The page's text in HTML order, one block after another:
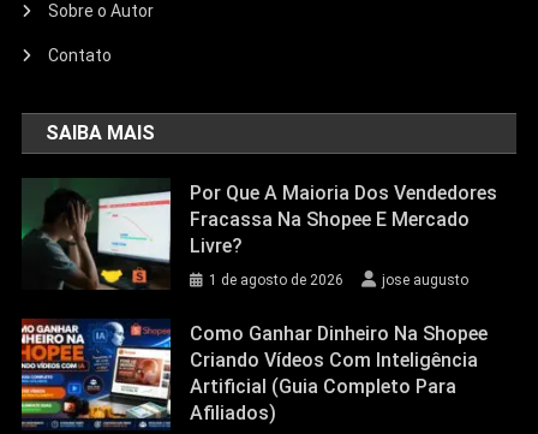
Sobre o Autor
Contato
SAIBA MAIS
Por Que A Maioria Dos Vendedores
Fracassa Na Shopee E Mercado
Livre?
1 de agosto de 2026 jose augusto
Como Ganhar Dinheiro Na Shopee
Criando Vídeos Com Inteligência
Artificial (Guia Completo Para
Afiliados)